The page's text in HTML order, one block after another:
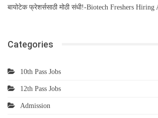
बायोटेक फ्रेशर्ससाठी मोठी संधी!-Biotech Freshers Hiring
Categories
10th Pass Jobs
12th Pass Jobs
Admission